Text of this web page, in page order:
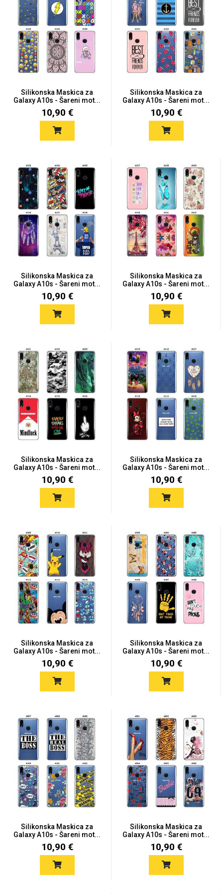
Silikonska Maskica za
Galaxy A10s - Šareni mot...
10,90 €
Silikonska Maskica za
Galaxy A10s - Šareni mot...
10,90 €
Silikonska Maskica za
Galaxy A10s - Šareni mot...
10,90 €
Silikonska Maskica za
Galaxy A10s - Šareni mot...
10,90 €
Silikonska Maskica za
Galaxy A10s - Šareni mot...
10,90 €
Silikonska Maskica za
Galaxy A10s - Šareni mot...
10,90 €
Silikonska Maskica za
Galaxy A10s - Šareni mot...
10,90 €
Silikonska Maskica za
Galaxy A10s - Šareni mot...
10,90 €
Silikonska Maskica za
Galaxy A10s - Šareni mot...
10,90 €
Silikonska Maskica za
Galaxy A10s - Šareni mot...
10,90 €
Sleng Feel Good
Životinjsko carstvo
Svemirska kolekcija Valentinovo
Love motivi I Need Some Space
Quotes Collection Cirkus
Apstraktni motivi
Monogrami Dječji motivi
Za njega
Svijet životinja Auto - Moto motivi
Mandale / Cvjetni
motivi
Citati & Stihovi
Univerzalne futrole i
maskice
Preklopne maskice